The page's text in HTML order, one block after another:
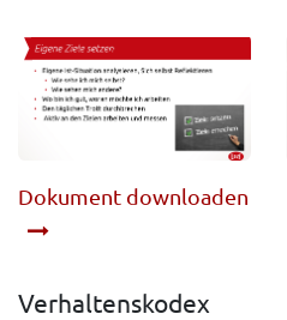
Dokument downloaden
Verhaltenskodex